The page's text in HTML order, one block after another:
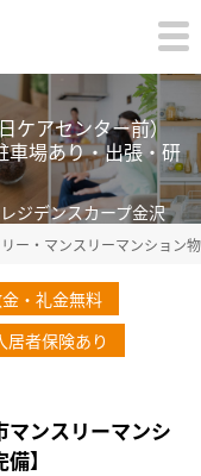
ケアセンター前）
車場あり・出張・研
ジデンスカープ金沢
ー・マンスリーマンション
・礼金無料
居者保険あり
マンスリーマンシ
】